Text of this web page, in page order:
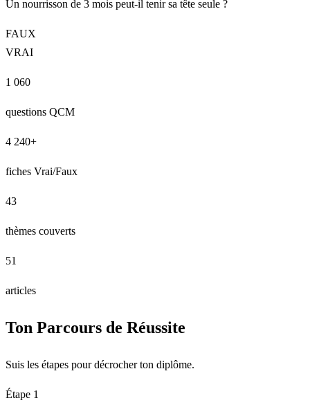
Un nourrisson de 3 mois peut-il tenir sa tête seule ?
FAUX
VRAI
1 060
questions QCM
4 240+
fiches Vrai/Faux
43
thèmes couverts
51
articles
Ton Parcours de Réussite
Suis les étapes pour décrocher ton diplôme.
Étape 1